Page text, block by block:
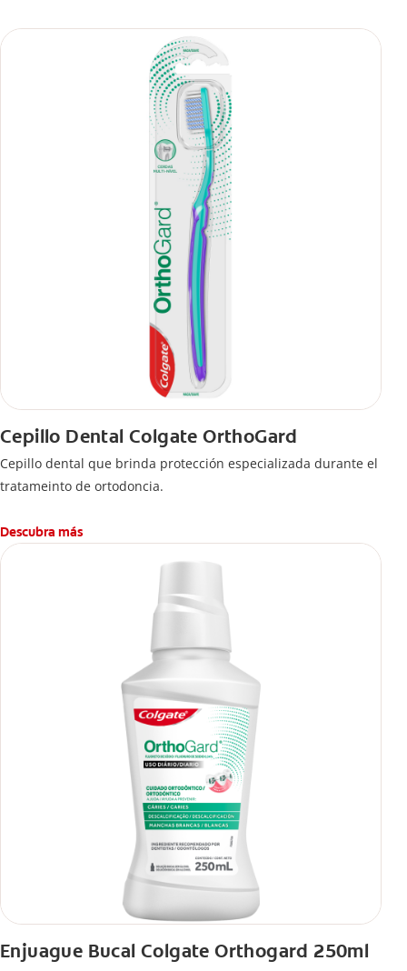
Cepillo Dental Colgate OrthoGard
Cepillo dental que brinda protección especializada durante el
tratameinto de ortodoncia.
Descubra más
Enjuague Bucal Colgate Orthogard 250ml